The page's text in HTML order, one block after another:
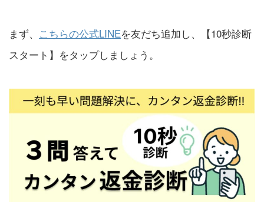
まず、 こちらの公式LINEを友だち追加し、【10秒診断
スタート】をタップしましょう。